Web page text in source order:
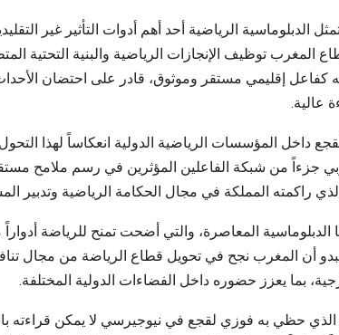
الدبلوماسية الرياضية أحد أهم أدوات التأثير غير
المغرب توظيف الإنجازات الرياضية والبنية التحتية
كفاعل إقليمي مستقر وموثوق، قادر على احتضان الأحداث
عالية.
داخل المؤسسات الرياضية الدولية انعكاساً لهذا
جزءاً من شبكة الفاعلين المؤثرين في رسم ملامح
راكمته المملكة في مجال الحكامة الرياضية وتدبير
المعاصرة، والتي أضحت تمنح للرياضة أدواراً
يبدو أن المغرب نجح في تحويل قطاع الرياضة من مجال
بما يعزز حضوره داخل الفضاءات الدولية المختلفة.
الذي حظي به فوزي لقجع في نيوجيرسي لا يمكن قراءته